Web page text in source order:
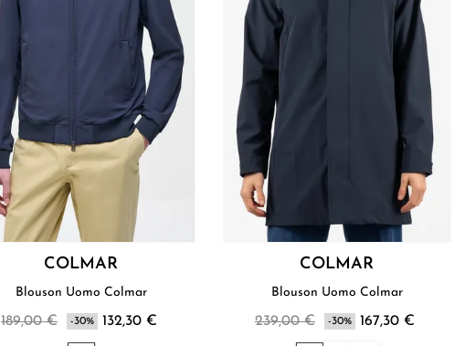
COLMAR
Blouson Uomo Colmar
189,00 € -30% 132,30 €
COLMAR
Blouson Uomo Colmar
239,00 € -30% 167,30 €